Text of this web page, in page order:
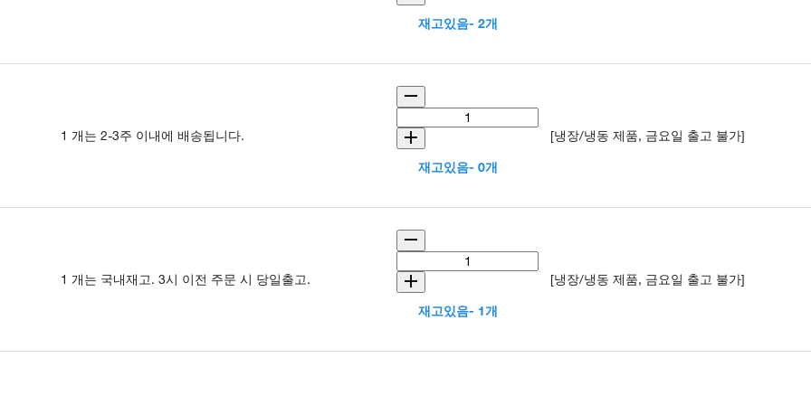
재고있음- 2개
1 개는 2-3주 이내에 배송됩니다.
재고있음- 0개
[냉장/냉동 제품, 금요일 출고 불가]
1 개는 국내재고. 3시 이전 주문 시 당일출고.
재고있음- 1개
[냉장/냉동 제품, 금요일 출고 불가]